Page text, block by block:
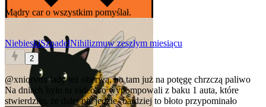
Mądry car o wszystkim pomyślał.
NiebieskiSzpadelNihilizmuw zeszłym miesiącu
2
@xniorvox łady też oberwą, bo tam już na potęgę chrzczą paliwo
Na dniach było tu video co wypompowali z baku 1 auta, które
stwierdziło, że dalej nie jedzie- bardziej to błoto przypominało